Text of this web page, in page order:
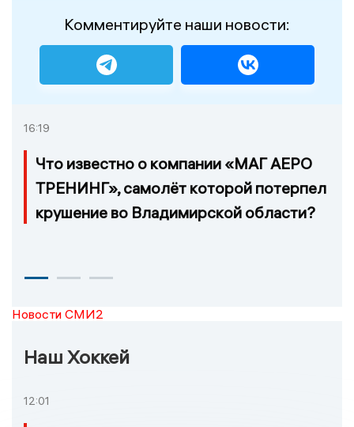
Комментируйте наши новости:
16:19
Что известно о компании «МАГ АЕРО
ТРЕНИНГ», самолёт которой потерпел
крушение во Владимирской области?
Новости СМИ2
Наш Хоккей
12:01